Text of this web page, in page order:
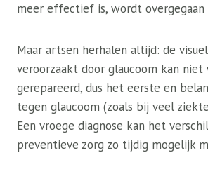
meer effectief is, wordt
Maar artsen herhalen altijd: de
veroorzaakt door glaucoom kan niet
gerepareerd, dus het eerste en
tegen glaucoom (zoals bij veel
Een vroege diagnose kan het
preventieve zorg zo tijdig mogelijk